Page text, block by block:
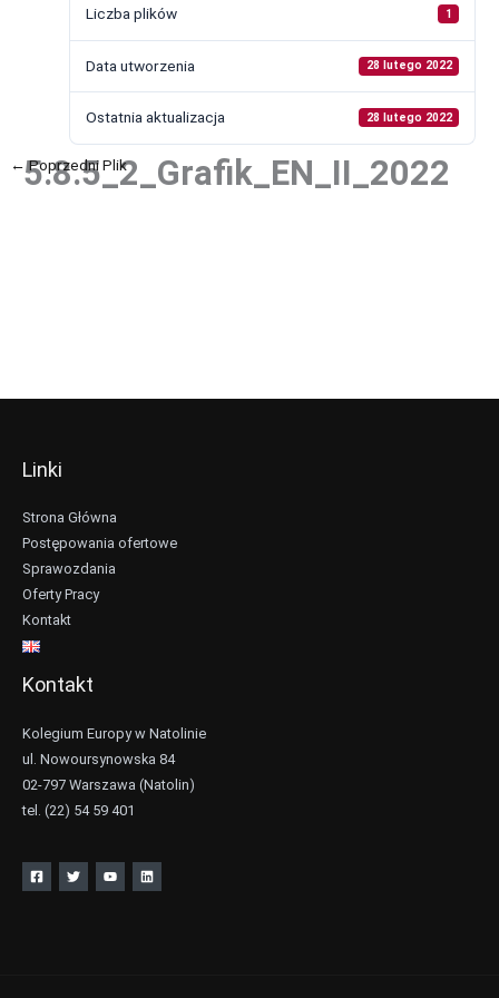
Liczba plików 1
Data utworzenia 28 lutego 2022
Ostatnia aktualizacja 28 lutego 2022
5.8.5_2_Grafik_EN_II_2022
←Poprzedni Plik Następny Plik
Linki
Strona Główna
Postępowania ofertowe
Sprawozdania
Oferty Pracy
Kontakt
Kontakt
Kolegium Europy w Natolinie
ul. Nowoursynowska 84
02-797 Warszawa (Natolin)
tel. (22) 54 59 401